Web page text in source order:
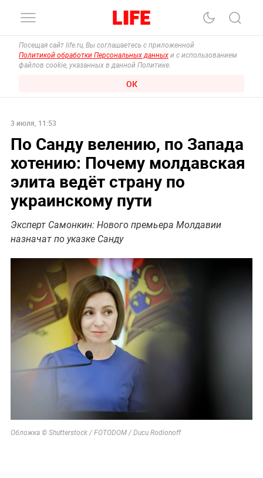
Посещая сайт life.ru, Вы соглашаетесь с приложенной
Политикой обработки Персональных данных и с использованием
файлов cookie, указанных в данной Политике.
ОК
3 июля, 11:53
По Санду велению, по Запада
хотению: Почему молдавская
элита ведёт страну по
украинскому пути
Эксперт Самонкин: Нового премьера Молдавии
назначат по указке Санду
Обложка © Shutterstock / FOTODOM / Ducu Rodionoff